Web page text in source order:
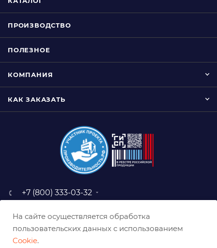
ПРОИЗВОДСТВО
ПОЛЕЗНОЕ
КОМПАНИЯ
КАК ЗАКАЗАТЬ
+7 (800) 333-03-32
baz@belabraziv.ru
308009, Россия, г. Белгород,
На сайте осуществляется обработка
пользовательских данных с использованием
Cookie.